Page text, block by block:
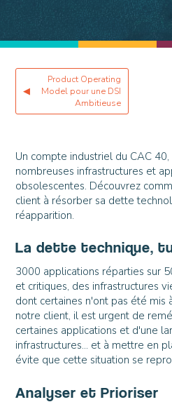
◀
Product Operating
Model pour une DSI
Ambitieuse
Un compte industriel du CAC
nombreuses infrastructures et
obsolescentes. Découvrez
client à résorber sa dette
réapparition.
La dette technique,
3000 applications réparties sur
et critiques, des infrastructures
dont certaines n'ont pas été mis
notre client, il est urgent de
certaines applications et d'une
infrastructures... et à mettre en
évite que cette situation se
Analyser et Prioriser